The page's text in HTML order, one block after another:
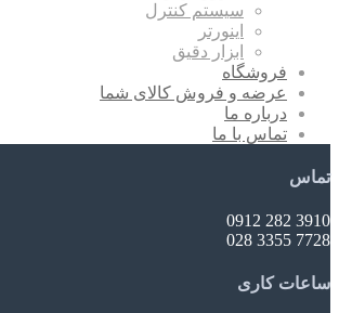
سیستم کنترل
اینورتر
ابزار دقیق
فروشگاه
عرضه و فروش کالای شما
درباره ما
تماس با ما
تماس
3910 282 0912
7728 3355 028
ساعات کاری